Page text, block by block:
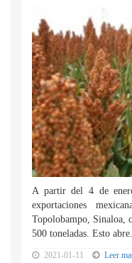
A partir del 4 de
exportaciones
Topolobampo, Sinaloa,
500 toneladas. Esto
2021-01-11 Leer